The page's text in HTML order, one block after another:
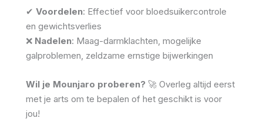
✔ Voordelen: Effectief voor bloedsuikercontrole
en gewichtsverlies
❌ Nadelen: Maag-darmklachten, mogelijke
galproblemen, zeldzame ernstige bijwerkingen
Wil je Mounjaro proberen? 🚀 Overleg altijd eerst
met je arts om te bepalen of het geschikt is voor
jou!